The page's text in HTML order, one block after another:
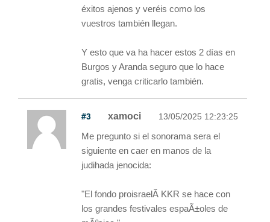
éxitos ajenos y veréis como los
vuestros también llegan.
Y esto que va ha hacer estos 2 días en
Burgos y Aranda seguro que lo hace
gratis, venga criticarlo también.
#3 xamoci 13/05/2025 12:23:25
Me pregunto si el sonorama sera el
siguiente en caer en manos de la
judihada jenocida:
"El fondo proisraelÃ­ KKR se hace con
los grandes festivales espaÃ±oles de